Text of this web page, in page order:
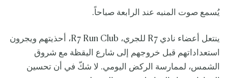
يُسمع صوت المنبه عند الرابعة صباحاً.
ينتعل أعضاء نادي R7 للجري، R7 Run Club، أحذيتهم ويجرون
استعداداتهم قبل خروجهم إلى شارع اليقظة مع شروق
الشمس، لممارسة الركض اليومي. لا شكّ في أن تحسين